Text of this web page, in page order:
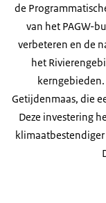
de
van het PAGW-
verbeteren en de
het
kerngebieden.
Getijdenmaas, die
Deze investering